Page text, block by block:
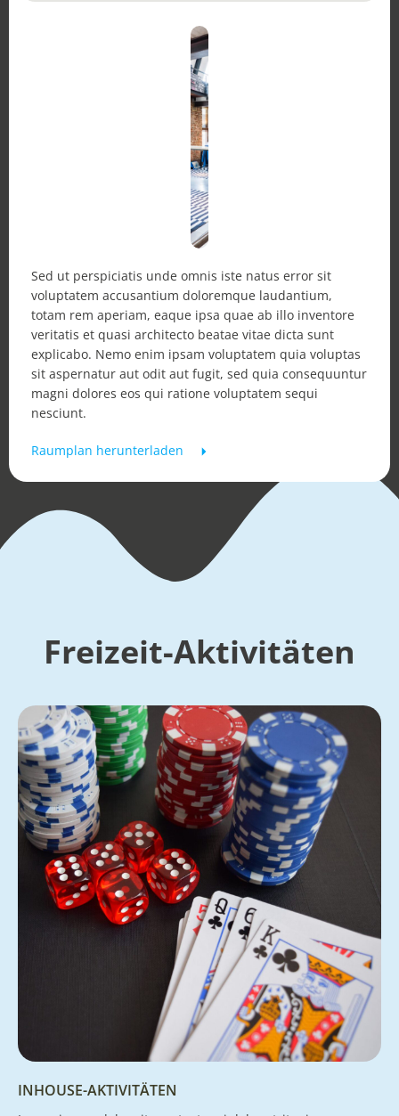
Sed ut perspiciatis unde omnis iste natus error sit
voluptatem accusantium doloremque laudantium,
totam rem aperiam, eaque ipsa quae ab illo inventore
veritatis et quasi architecto beatae vitae dicta sunt
explicabo. Nemo enim ipsam voluptatem quia voluptas
sit aspernatur aut odit aut fugit, sed quia consequuntur
magni dolores eos qui ratione voluptatem sequi
nesciunt.
Raumplan herunterladen
Freizeit-Aktivitäten
INHOUSE-AKTIVITÄTEN